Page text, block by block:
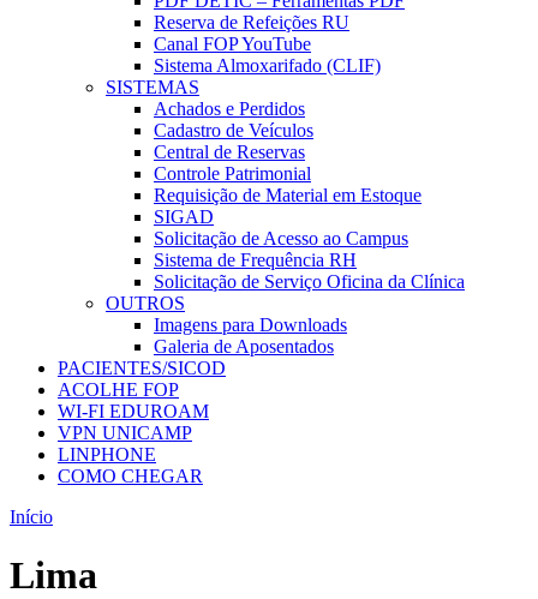
Reserva de Refeições RU
Canal FOP YouTube
Sistema Almoxarifado (CLIF)
SISTEMAS
Achados e Perdidos
Cadastro de Veículos
Central de Reservas
Controle Patrimonial
Requisição de Material em Estoque
SIGAD
Solicitação de Acesso ao Campus
Sistema de Frequência RH
Solicitação de Serviço Oficina da Clínica
OUTROS
Imagens para Downloads
Galeria de Aposentados
PACIENTES/SICOD
ACOLHE FOP
WI-FI EDUROAM
VPN UNICAMP
LINPHONE
COMO CHEGAR
Início
Lima